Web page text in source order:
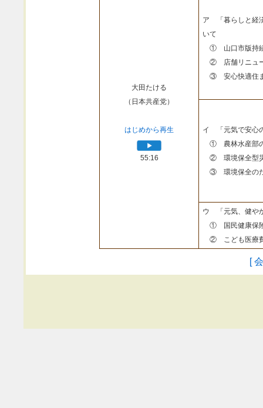
大田たける
（日本共産党）
はじめから再生
55:16
ア 「暮らしと経
いて
① 山口市版持続
② 店舗リニュー
③ 安心快適住ま
イ 「元気で安心
① 農林水産部
② 環境保全型
③ 環境保全のた
ウ 「元気、健や
① 国民健康保険
② こども医療費
[